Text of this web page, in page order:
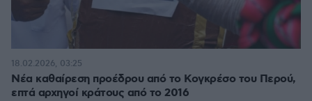
Νέα καθαίρεση προέδρου από το Κογκρέσο του Περού,
επτά αρχηγοί κράτους από το 2016
18.02.2026, 03:25